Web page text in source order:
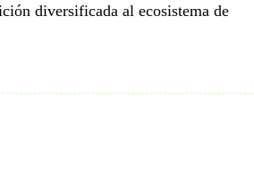
diversificada al ecosistema de